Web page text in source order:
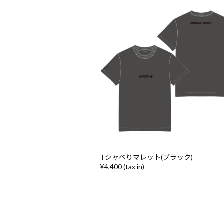
Tシャべりマレット(ブラック)
¥4,400 (tax in)